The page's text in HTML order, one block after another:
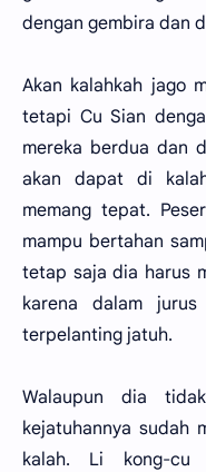
dengan gembira dan
Akan kalahkah jago
tetapi Cu Sian
mereka berdua dan
akan dapat di
memang tepat.
mampu bertahan
tetap saja dia harus
karena dalam
terpelanting jatuh.
Walaupun dia
kejatuhannya sudah
kalah. Li kong-cu